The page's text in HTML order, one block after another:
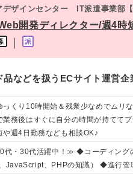
デザインセンター IT派遣事業部【
開発ディレクター/週4
品などを扱うECサイト運営
っくり10時開始＆残業少なめでムリ
業務後はすぐに自分の時間が持てて
や週4日勤務なども相談OK♪
代・30代活躍中！≫ ◆コーディング
JavaScript、PHPの知識） ◆進行管